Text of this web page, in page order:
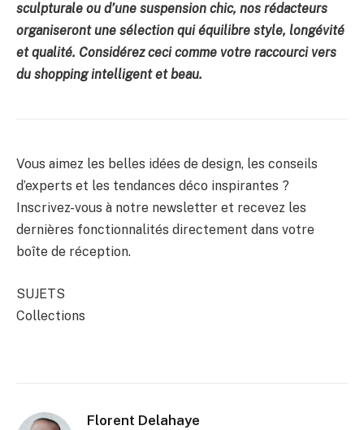
sculpturale ou d’une suspension chic, nos rédacteurs
organiseront une sélection qui équilibre style, longévité
et qualité. Considérez ceci comme votre raccourci vers
du shopping intelligent et beau.
Vous aimez les belles idées de design, les conseils
d’experts et les tendances déco inspirantes ?
Inscrivez-vous à notre newsletter et recevez les
dernières fonctionnalités directement dans votre
boîte de réception.
SUJETS
Collections
Florent Delahaye